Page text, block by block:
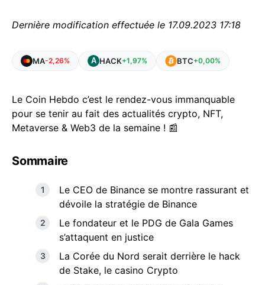
Dernière modification effectuée le 17.09.2023 17:18
MA-2,26% HACK+1,97% BTC+0,00%
Le Coin Hebdo c’est le rendez-vous immanquable
pour se tenir au fait des actualités crypto, NFT,
Metaverse & Web3 de la semaine ! 📰
Sommaire
Le CEO de Binance se montre rassurant et
dévoile la stratégie de Binance
Le fondateur et le PDG de Gala Games
s’attaquent en justice
La Corée du Nord serait derrière le hack
de Stake, le casino Crypto